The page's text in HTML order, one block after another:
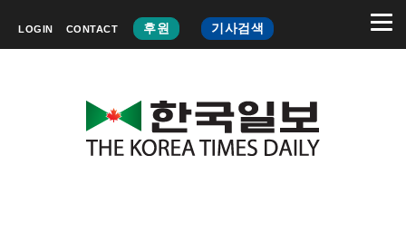
LOGIN CONTACT 후원 기사검색